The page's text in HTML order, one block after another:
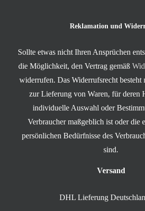
Reklamation und
Sollte etwas nicht Ihren Ansprüchen
die Möglichkeit, den Vertrag gemäß
widerrufen. Das Widerrufsrecht besteht
zur Lieferung von Waren, für deren
individuelle Auswahl oder
Verbraucher maßgeblich ist oder die
persönlichen Bedürfnisse des
sind.
Versand
DHL Lieferung